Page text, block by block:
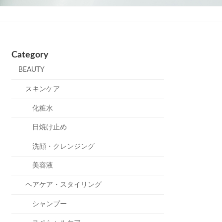
Category
BEAUTY
スキンケア
化粧水
日焼け止め
洗顔・クレンジング
美容液
ヘアケア・スタイリング
シャンプー